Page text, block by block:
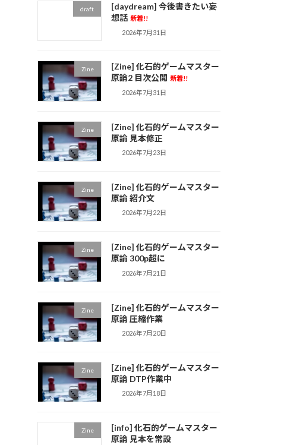
draft
[daydream] 今後書きたい妄
想話 新着!!
2026年7月31日
Zine
[Zine] 化石的ゲームマスター
原論2 目次公開 新着!!
2026年7月31日
Zine
[Zine] 化石的ゲームマスター
原論 見本修正
2026年7月23日
Zine
[Zine] 化石的ゲームマスター
原論 紹介文
2026年7月22日
Zine
[Zine] 化石的ゲームマスター
原論 300p超に
2026年7月21日
Zine
[Zine] 化石的ゲームマスター
原論 圧縮作業
2026年7月20日
Zine
[Zine] 化石的ゲームマスター
原論 DTP作業中
2026年7月18日
Zine
[info] 化石的ゲームマスター
原論 見本を常設